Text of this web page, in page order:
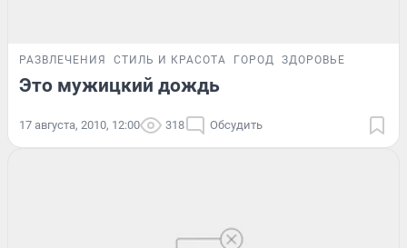
РАЗВЛЕЧЕНИЯ СТИЛЬ И КРАСОТА ГОРОД ЗДОРОВЬЕ
Это мужицкий дождь
17 августа, 2010, 12:00 318 Обсудить